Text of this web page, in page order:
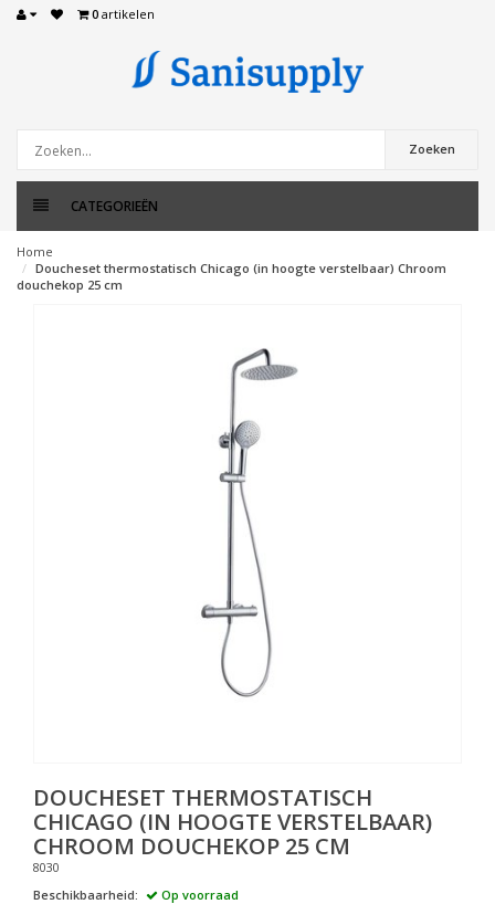
0 artikelen
Zoeken
CATEGORIEËN
Home
Doucheset thermostatisch Chicago (in hoogte verstelbaar) Chroom
douchekop 25 cm
DOUCHESET THERMOSTATISCH
CHICAGO (IN HOOGTE VERSTELBAAR)
CHROOM DOUCHEKOP 25 CM
8030
Beschikbaarheid:
Op voorraad